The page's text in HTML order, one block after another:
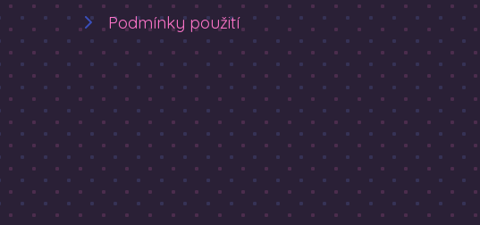
Podmínky použití